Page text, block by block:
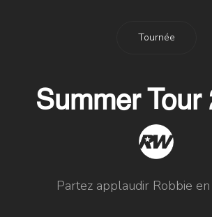
Tournée
Summer Tour
Partez applaudir Robbie